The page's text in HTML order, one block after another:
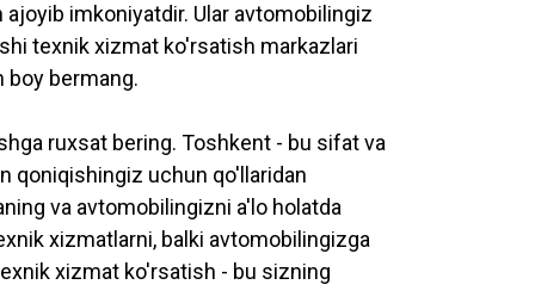
imkoniyatdir. Ular avtomobilingiz
texnik xizmat ko'rsatish markazlari
bermang.
ruxsat bering. Toshkent - bu sifat va
qoniqishingiz uchun qo'llaridan
va avtomobilingizni a'lo holatda
xizmatlarni, balki avtomobilingizga
xizmat ko'rsatish - bu sizning